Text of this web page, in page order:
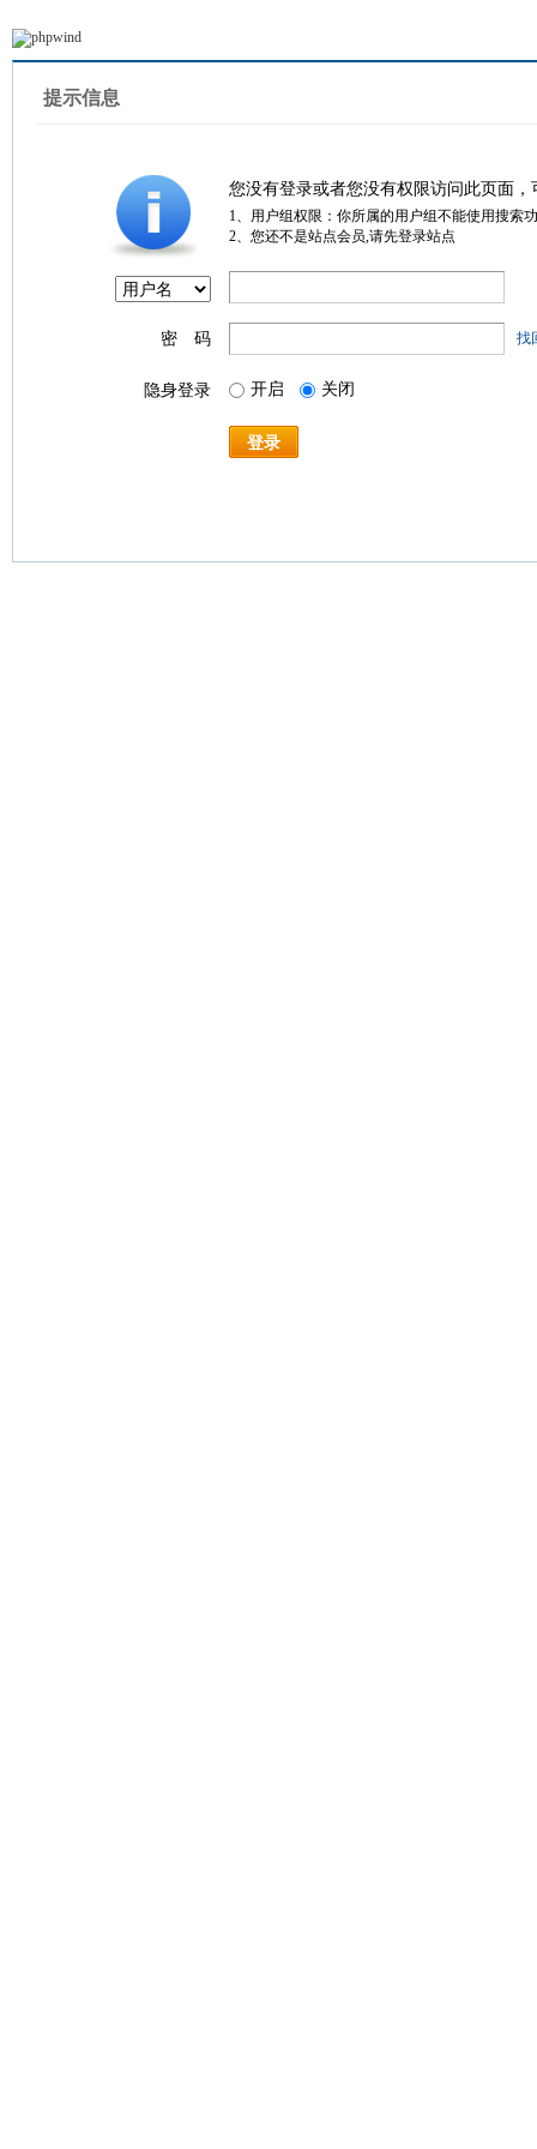
提示信息
您没有登录或者您没有权限访问此页面
1、用户组权限：你所属的用户组不能使用搜索
2、您还不是站点会员,请先登录站点
密 码 找
隐身登录 开启 关闭
登录